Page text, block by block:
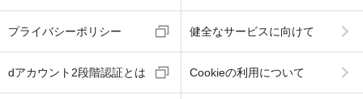
プライバシーポリシー 健全なサービスに向けて
dアカウント2段階認証とは Cookieの利用について